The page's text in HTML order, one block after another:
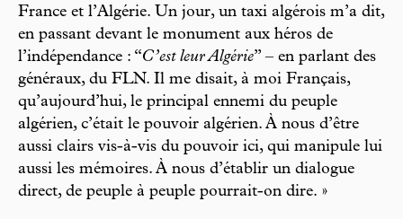
France et l’Algérie. Un jour, un taxi algérois m’a dit,
en passant devant le monument aux héros de
l’indépendance : “C’est leur Algérie” – en parlant des
généraux, du FLN. Il me disait, à moi Français,
qu’aujourd’hui, le principal ennemi du peuple
algérien, c’était le pouvoir algérien. À nous d’être
aussi clairs vis-à-vis du pouvoir ici, qui manipule lui
aussi les mémoires. À nous d’établir un dialogue
direct, de peuple à peuple pourrait-on dire. »